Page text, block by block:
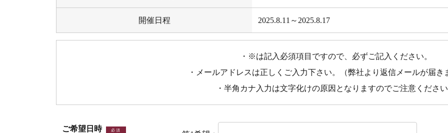
開催日程 2025.8.11～2025.8.17
・※は記入必須項目ですので、必ずご記入ください。
・メールアドレスは正しくご入力下さい。（弊社より返信メールが届き
・半角カナ入力は文字化けの原因となりますのでご注意くださ
ご希望日時 必須